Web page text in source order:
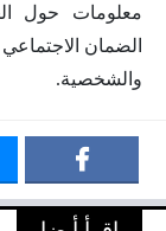
معلومات حول
الضمان
والشخصية.